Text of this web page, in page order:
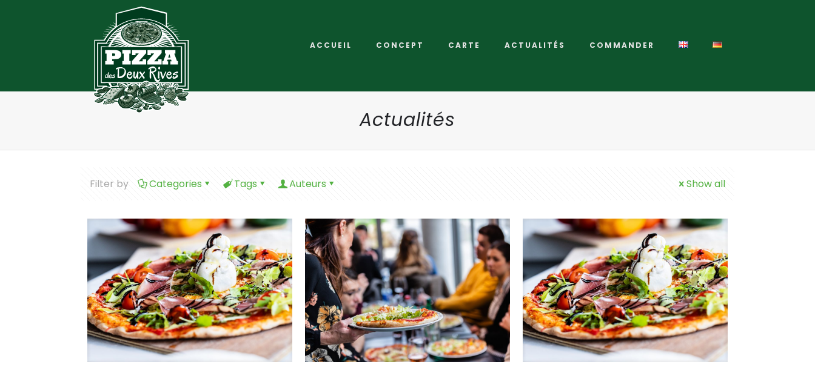
ACCUEIL CONCEPT CARTE ACTUALITÉS COMMANDER
Actualités
Filter by Categories Tags Auteurs Show all